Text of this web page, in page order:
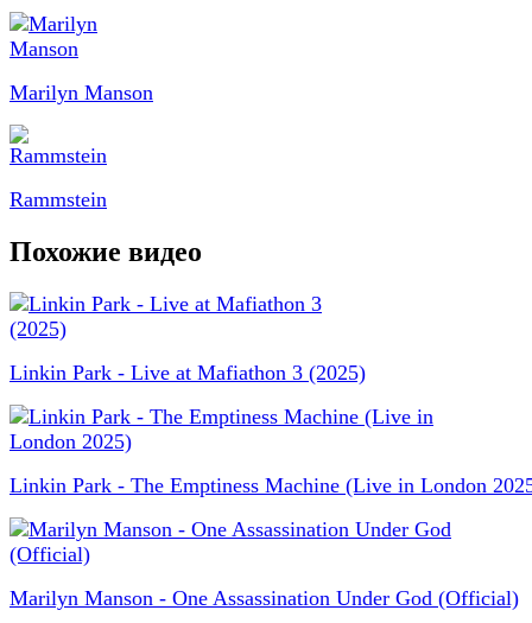
Marilyn Manson
Rammstein
Похожие видео
Linkin Park - Live at Mafiathon 3 (2025)
Linkin Park - The Emptiness Machine (Live in London
Marilyn Manson - One Assassination Under God (Official)